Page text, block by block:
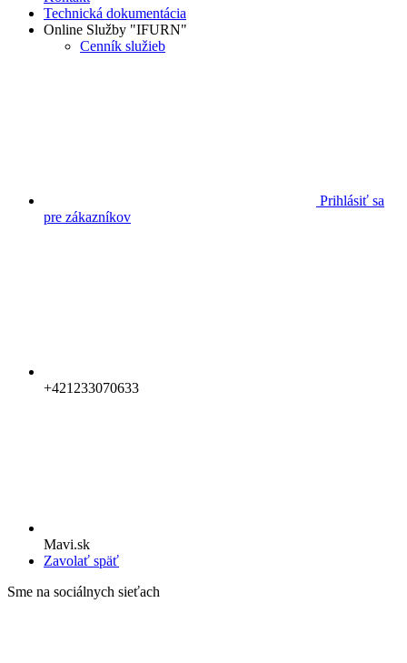
Technická dokumentácia
Online Služby "IFURN"
Cenník služieb
Prihlásiť sa
pre zákazníkov
+421233070633
Mavi.sk
Zavolať späť
Sme na sociálnych sieťach